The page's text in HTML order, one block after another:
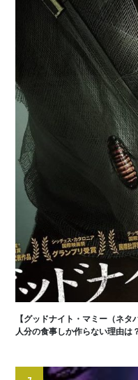
【グッドナイト・マミー（ネ
人分の食事しか作らない理由は